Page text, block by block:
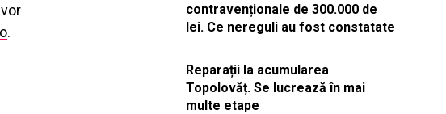
.
contravenționale de 300.000 de
lei. Ce nereguli au fost constatate
Reparații la acumularea
Topolovăț. Se lucrează în mai
multe etape